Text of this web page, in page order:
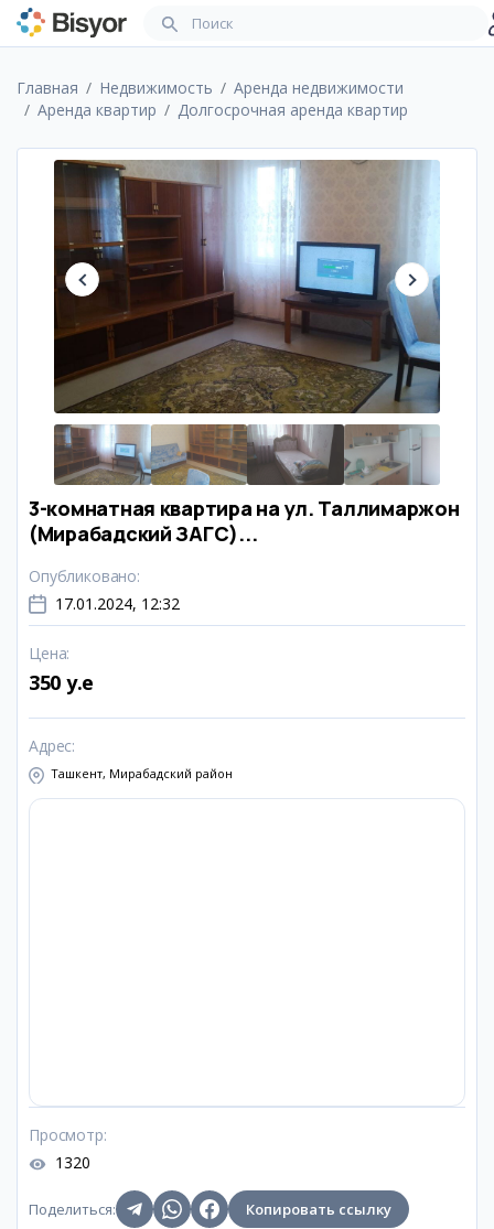
Главная Недвижимость
Аренда недвижимости
Аренда квартир
Долгосрочная аренда квартир
3-комнатная квартира на ул. Таллимаржон
(Мирабадский ЗАГС)...
Опубликовано:
17.01.2024, 12:32
Цена:
350 y.e
Адрес:
Ташкент, Мирабадский район
Просмотр:
1320
Поделиться: Копировать ссылку